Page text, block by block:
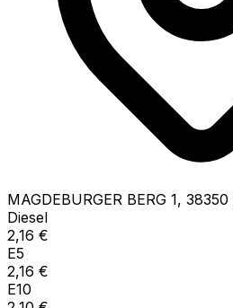
MAGDEBURGER BERG 1, 38350
Diesel
2,16 €
E5
2,16 €
E10